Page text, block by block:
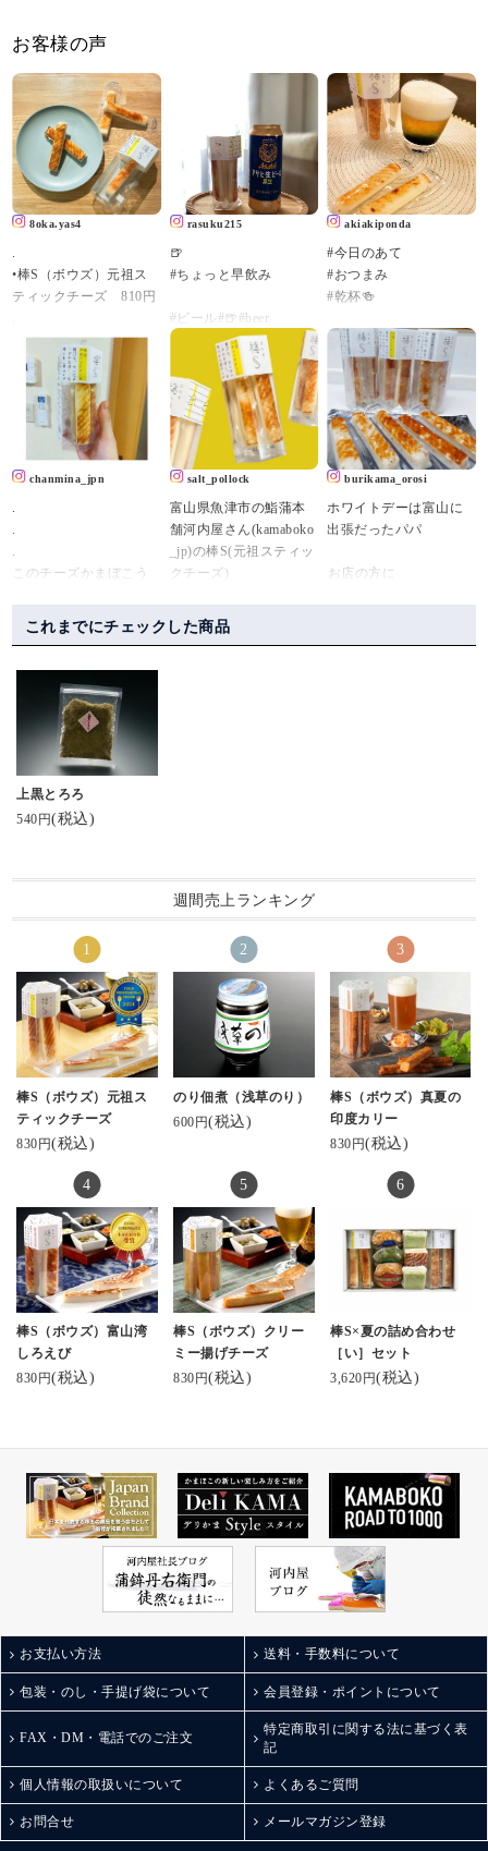
お客様の声
8oka.yas4
.
•棒S（ボウズ）元祖ス
ティックチーズ 810円
可愛らしいスティック
タイプのチーズかまぼ
こを発見！
てことで早速お取り寄
せ。
かまぼこ専門店「河内
屋」さんが開発したス
ーズ「棒S（ボウズ）」
の中から
たっぷり濃厚なチーズ
チーズかまぼこ大好き
♡
というか練り物とチー
ズの組み合わせって間
違いないやつ。
可愛らしい六角形をし
たパッケージの中に個
包装になったチーズか
まぼこ。
かまぼことは思えない
ゅん。
もちろん見た目だけじ
ゃなく、お味も◎
特注でオーダーされた
すり身と厳選した素材
を合わせて仕上げられ
たスティックかまぼこ
は絶品！
優しいかまぼこの風味
とたっぷりサンドされ
た濃厚なチーズがぴっ
たりすぎて♡
お酒のお供にももちろ
ん。
おかずとしても◎
なんならお弁当のおか
ずにも◎
小さなお子さんからお
父さんまで
老若男女問わずおすす
めできちゃう！
ジャパン・フード・セ
得。
他にも粗挽き黒こしょ
うや唐辛子、富山湾し
ろえびに揚げチーズな
ど。
棒Sシリーズは全部で5
どれもこれも美味しそ
甘いものは苦手って方
への贈り物や手土産に
も最適◎
また自分用にもお取り
寄せしたいなぁ。
#ギフトにおすすめ#お
取り寄せグルメ#富山観
光#金沢観光#お酒に合
rasuku215
🍺
#ちょっと早飲み
#ビール#🍺#beer
#チーズステック
#アサヒ生ビール#黒生#
asahi#棒s#棒s元祖ステ
ィックチーズ #鮨蒲本舗
河内屋 #頂き物#練り製
品#暮らしのコト#暮ら
akiakiponda
#今日のあて
#おつまみ
#乾杯🍻
こんばんは😃🌃
今夜は #スティックチ
ーズかまぼこ
#棒sボウズ 片手に乾
杯～🍺♪
軽 なおつまみ❣️
ろっと感が
お酒も進みます🤭
#ギフトにおすすめ #お
う #棒S #おつまみメニ
ュー #かまぼこ
chanmina_jpn
.
.
.
このチーズかまぼこう
こればっか食べてる( ˙༥˙
河内屋の「棒S(ボウ
ズ)」✨
元祖スティックチーズ
🧀
(チーズかまぼこです)
みんなも食べてみてね
通販でもあるみたい🙈
ありがたや〜(ﾉ_ _)ﾉ
👜マークから覗いてみ
てね☺️
↓↓↓ここからサイト見れ
るよ❣️
https://www.kamaboko.c
o.jp/
#河内屋#富山#北陸#か
まぼこ
salt_pollock
富山県魚津市の鮨蒲本
舗河内屋さん(kamaboko
_jp)の棒S(元祖スティッ
クチーズ)
美味しさはもちろんで
すが、クリエイティブ
しながらいただきまし
た😊
#鮨蒲本舗河内屋 #棒S #
元祖スティックチーズ #
スティックかまぼこ #KI
GI #パッケージデザイン
#富山名産 #富山のかま
ぼこ #富山ソウルフード
#魚津市 #魚津 #蒲鉾 #か
まぼこ #魚肉練り製品 #
かまぼこのある暮らし
burikama_orosi
ホワイトデーは富山に
出張だったパパ⁡⁡⁡⁡
⁡お店の方に
⁡⁡
ま ⁡
⁡#棒s #ボウズ⁡ #河内屋 #
富山 #魚津
#大正解 #優勝 #ブラッ
クペッパー
これまでにチェックした商品
上黒とろろ
540円(税込)
週間売上ランキング
棒S（ボウズ）元祖ス
ティックチーズ
830円(税込)
のり佃煮（浅草のり）
600円(税込)
棒S（ボウズ）真夏の
印度カリー
830円(税込)
棒S（ボウズ）富山湾
しろえび
830円(税込)
棒S（ボウズ）クリー
ミー揚げチーズ
830円(税込)
棒S×夏の詰め合わせ
［い］セット
3,620円(税込)
お支払い方法 送料・手数料について
包装・のし・手提げ袋について 会員登録・ポイントについて
FAX・DM・電話でのご注文
特定商取引に関する法に基づく表
記
個人情報の取扱いについて よくあるご質問
お問合せ メールマガジン登録